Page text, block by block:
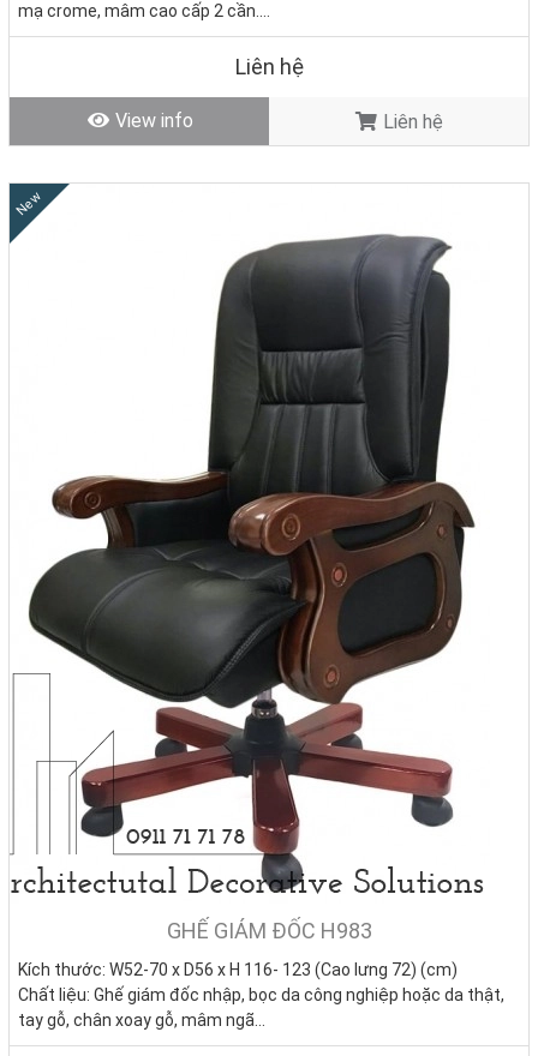
mạ crome, mâm cao cấp 2 cần.
Tình trạng:Hàng mới - Còn hàng
Liên hệ
View info Liên hệ
New
GHẾ GIÁM ĐỐC H983
Kích thước: W52-70 x D56 x H 116- 123 (Cao lưng 72) (cm)
Chất liệu: Ghế giám đốc nhập, bọc da công nghiệp hoặc da thật,
tay gỗ, chân xoay gỗ, mâm ngã
Tình trạng:Hàng mới - Còn hàng